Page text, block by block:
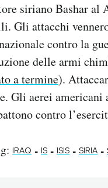
siriano Bashar al
Gli attacchi
contro la
delle armi
a termine).
Gli aerei americani
contro
IRAQ - IS - ISIS - SIRIA -